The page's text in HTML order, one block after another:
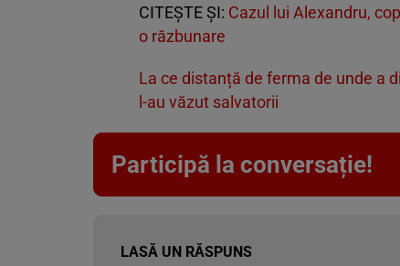
CITEȘTE ȘI: Cazul lui Alexandru,
o răzbunare
La ce distanță de ferma de unde a
l-au văzut salvatorii
Participă la conversație!
LASĂ UN RĂSPUNS